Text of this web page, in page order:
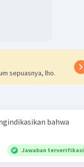
sepuasnya, lho.
bahwa
Jawaban terverifikasi